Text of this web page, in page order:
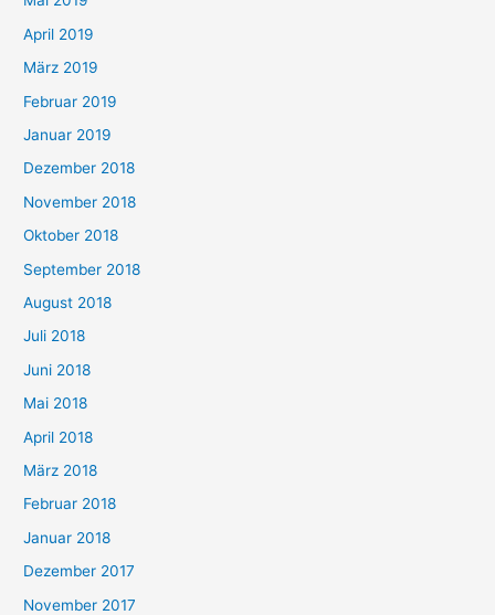
April 2019
März 2019
Februar 2019
Januar 2019
Dezember 2018
November 2018
Oktober 2018
September 2018
August 2018
Juli 2018
Juni 2018
Mai 2018
April 2018
März 2018
Februar 2018
Januar 2018
Dezember 2017
November 2017